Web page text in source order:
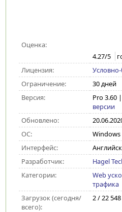
Оценка:
4.27/5
Лицензия:
Ограничение:
30 дней
Версия:
Pro 3.60|
версии
Обновлено:
ОС:
Windows
Интерфейс:
Разработчик:
Hagel
Категории:
Web
трафика
Загрузок (сегодня/
всего):
2 / 22